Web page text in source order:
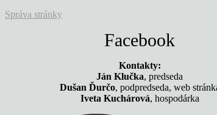
Správa stránky
Facebook
Kontakty:
Ján Klučka, predseda
Dušan Ďurčo, podpredseda, web
Iveta Kuchárová, hospodárka